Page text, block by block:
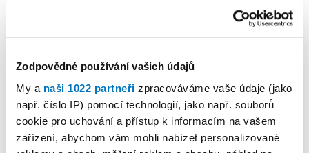
Zodpovědné používání vašich údajů
My a naši 1022 partneři zpracováváme vaše údaje (jako
např. číslo IP) pomocí technologií, jako např. souborů
cookie pro uchování a přístup k informacím na vašem
zařízení, abychom vám mohli nabízet personalizované
NEJČTENĚJŠÍ V KATEGORII
1 MARTINA DĚDKOVÁ CHROMÁ 10. 07. 2026
Aktuálně •V Třebíči vypukla